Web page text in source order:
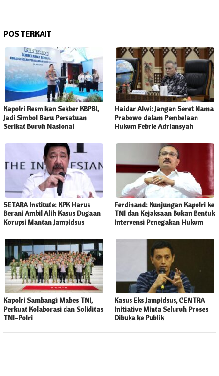
POS TERKAIT
Kapolri Resmikan Sekber KBPBI,
Jadi Simbol Baru Persatuan
Serikat Buruh Nasional
Haidar Alwi: Jangan Seret Nama
Prabowo dalam Pembelaan
Hukum Febrie Adriansyah
SETARA Institute: KPK Harus
Berani Ambil Alih Kasus Dugaan
Korupsi Mantan Jampidsus
Ferdinand: Kunjungan Kapolri ke
TNI dan Kejaksaan Bukan Bentuk
Intervensi Penegakan Hukum
Kapolri Sambangi Mabes TNI,
Perkuat Kolaborasi dan Soliditas
TNI-Polri
Kasus Eks Jampidsus, CENTRA
Initiative Minta Seluruh Proses
Dibuka ke Publik